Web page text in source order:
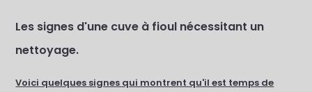
Les signes d'une cuve à fioul nécessitant un
nettoyage.
Voici quelques signes qui montrent qu'il est temps de